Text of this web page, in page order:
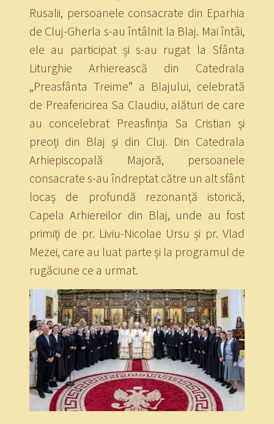
Rusalii, persoanele consacrate din Eparhia
de Cluj-Gherla s-au întâlnit la Blaj. Mai întâi,
ele au participat și s-au rugat la Sfânta
Liturghie Arhierească din Catedrala
„Preasfânta Treime” a Blajului, celebrată
de Preafericirea Sa Claudiu, alături de care
au concelebrat Preasfinția Sa Cristian și
preoți din Blaj și din Cluj. Din Catedrala
Arhiepiscopală Majoră, persoanele
consacrate s-au îndreptat către un alt sfânt
locaș de profundă rezonanță istorică,
Capela Arhiereilor din Blaj, unde au fost
primiți de pr. Liviu-Nicolae Ursu și pr. Vlad
Mezei, care au luat parte și la programul de
rugăciune ce a urmat.